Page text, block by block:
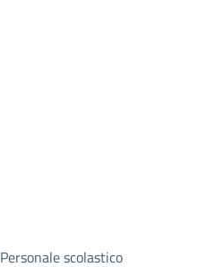
Personale scolastico